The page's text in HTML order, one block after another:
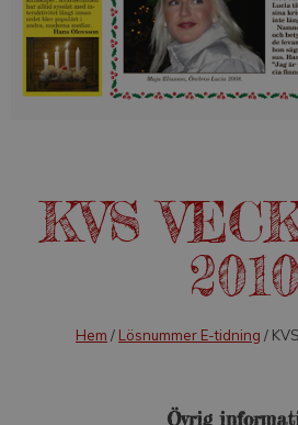
KVS
Hem / Lösnummer E-tidning /
Övrig